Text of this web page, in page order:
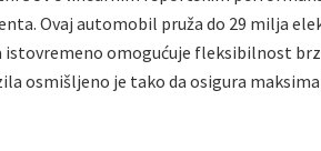
Ovaj automobil pruža do 29 milja
omogućuje fleksibilnost
osmišljeno je tako da osigura